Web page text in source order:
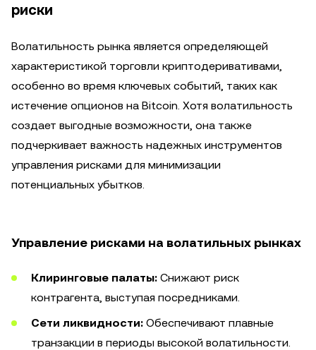
риски
Волатильность рынка является определяющей
характеристикой торговли криптодеривативами,
особенно во время ключевых событий, таких как
истечение опционов на Bitcoin. Хотя волатильность
создает выгодные возможности, она также
подчеркивает важность надежных инструментов
управления рисками для минимизации
потенциальных убытков.
Управление рисками на волатильных рынках
Клиринговые палаты: Снижают риск
контрагента, выступая посредниками.
Сети ликвидности: Обеспечивают плавные
транзакции в периоды высокой волатильности.